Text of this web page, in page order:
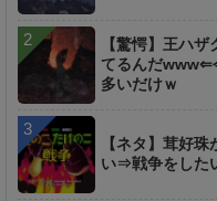
【驚愕】王ハ
てるんだwww⇐
多いだけｗ
【ネタ】茸好
い⇒戦争をした